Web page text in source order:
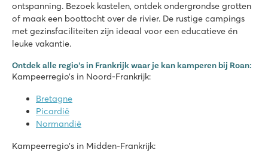
Snelle glijbanen in het waterparadijs!
Onze stacaravans staan op mooie plaatsen met uitkijk over
Bezoek de prehistorische grotten van Lascaux
Domaine des Naïades
Frankrijk - Zuid-Frankrijk - Côte d’Azur - Grimaud
★
★
Verblijf tot 12 personen in de Supreme Deluxe Family
Mooi zwembadcomplex met glijbanen en kinderbad
Saint Tropez per veerdienst te bereiken
ontspanning. Bezoek kastelen, ontdek ondergrondse grotten
of maak een boottocht over de rivier. De rustige campings
met gezinsfaciliteiten zijn ideaal voor een educatieve én
leuke vakantie.
Ontdek alle regio’s in Frankrijk waar je kan kamperen bij Roan:
Kampeerregio’s in Noord-Frankrijk:
Bretagne
Picardië
Normandië
Kampeerregio’s in Midden-Frankrijk: